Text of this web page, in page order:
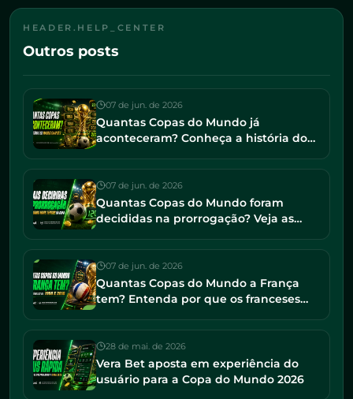
HEADER.HELP_CENTER
Outros posts
07 de jun. de 2026
Quantas Copas do Mundo já
aconteceram? Conheça a história do
07 de jun. de 2026
Quantas Copas do Mundo foram
decididas na prorrogação? Veja as
07 de jun. de 2026
Quantas Copas do Mundo a França
tem? Entenda por que os franceses
28 de mai. de 2026
Vera Bet aposta em experiência do
usuário para a Copa do Mundo 2026